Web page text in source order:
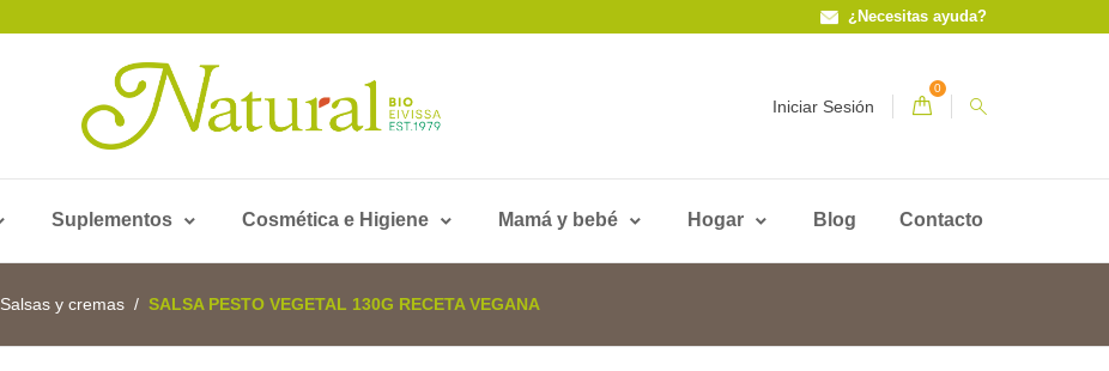
¿Necesitas ayuda?
Iniciar Sesión
0
Suplementos Cosmética e Higiene Mamá y bebé Hogar Blog Contacto
Salsas y cremas SALSA PESTO VEGETAL 130G RECETA VEGANA